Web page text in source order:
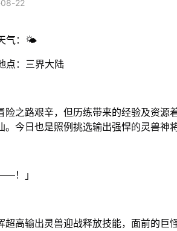
22
气：🌤
点：三界大陆
险之路艰辛，但历练带来的经验及资源
。今日也是照例挑选输出强悍的灵兽神
！」
超高输出灵兽迎战释放技能，面前的巨